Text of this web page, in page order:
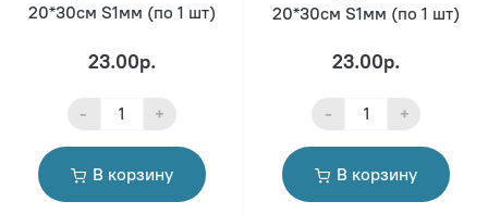
20*30см S1мм (по 1 шт)
23.00р.
- +
В корзину
20*30см S1мм (по 1 шт)
23.00р.
- +
В корзину